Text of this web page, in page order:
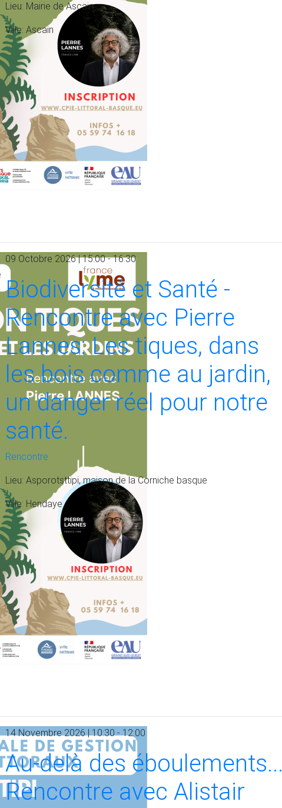
Lieu: Mairie de Ascain
Ville: Ascain
09 Octobre 2026 | 15:00 - 16:30
Biodiversité et Santé -
Rencontre avec Pierre
Lannes: Les tiques, dans
les bois comme au jardin,
un danger réel pour notre
santé.
Rencontre
Lieu: Asporotsttipi, maison de la Corniche basque
Ville: Hendaye
14 Novembre 2026 | 10:30 - 12:00
Au-delà des éboulements...
Rencontre avec Alistair